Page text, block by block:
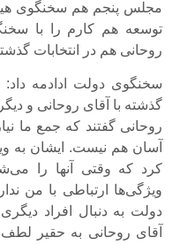
مجلس پنجم هم سخنگوی
توسعه هم کارم را با
روحانی هم در انتخابات
سخنگوی دولت ادادمه
گذشته با آقای روحانی و
روحانی گفتند که جمع ما
آسان هم نیست. ایشان به
کرد که وقتی آنها را
ویژگی‌ها ارتباطی با من
دولت به دنبال افراد
آقای روحانی به حقیر